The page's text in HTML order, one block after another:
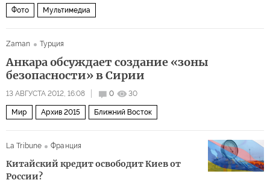
Фото Мультимедиа
Zaman Турция
Анкара обсуждает создание «зоны
безопасности» в Сирии
13 АВГУСТА 2012, 16:08 0 30
Мир Архив 2015 Ближний Восток
La Tribune Франция
Китайский кредит освободит Киев от
России?